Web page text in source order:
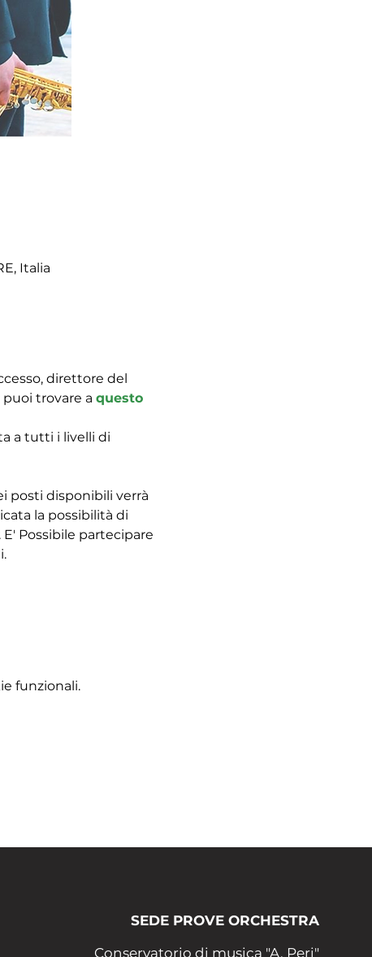
Italia
direttore del
trovare a questo
a tutti i livelli di
posti disponibili verrà
la possibilità di
Possibile partecipare
funzionali.
SEDE PROVE ORCHESTRA
Conservatorio di musica "A. Peri"